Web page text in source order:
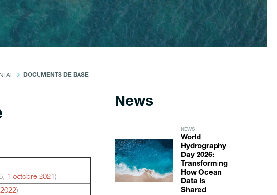
DOCUMENTS DE BASE
1 octobre 2021)
)
News
NEWS
World
Hydrography
Day 2026:
Transforming
How Ocean
Data Is
Shared